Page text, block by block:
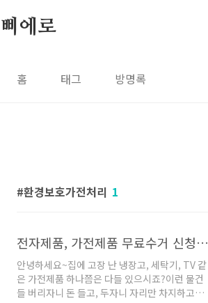
삐에로
홈 태그 방명록
환경보호가전처리 1
전자제품, 가전제품 무료수거 신청방법 해당제품
안녕하세요~집에 고장 난 냉장고, 세탁기, TV 같
은 가전제품 하나쯤은 다들 있으시죠?이런 물건
들 버리자니 돈 들고, 두자니 자리만 차지하고…